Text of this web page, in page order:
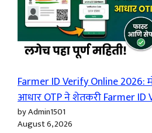
Farmer ID Verify Online 2026:
आधार OTP ने शेतकरी Farmer ID
by Admin1501
August 6, 2026